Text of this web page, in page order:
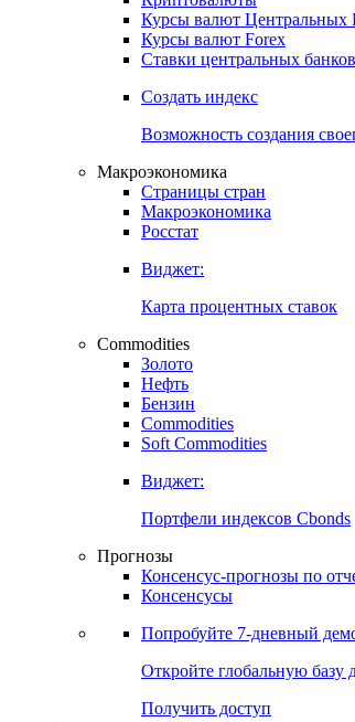
Индикаторы рынка
Поиск индексов
Криптовалюты
Курсы валют Центральных
Курсы валют Forex
Ставки центральных банков
Создать индекс
Возможность создания
Макроэкономика
Страницы стран
Макроэкономика
Росстат
Виджет:
Карта процентных ставок
Commodities
Золото
Нефть
Бензин
Commodities
Soft Commodities
Виджет:
Портфели индексов Cbonds
Прогнозы
Консенсус-прогнозы по
Консенсусы
Попробуйте7-дневный